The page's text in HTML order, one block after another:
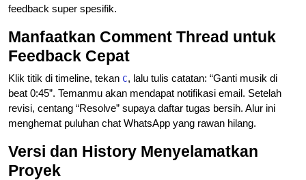
feedback super spesifik.
Manfaatkan Comment Thread untuk
Feedback Cepat
Klik titik di timeline, tekan C, lalu tulis catatan: “Ganti musik di
beat 0:45”. Temanmu akan mendapat notifikasi email. Setelah
revisi, centang “Resolve” supaya daftar tugas bersih. Alur ini
menghemat puluhan chat WhatsApp yang rawan hilang.
Versi dan History Menyelamatkan
Proyek